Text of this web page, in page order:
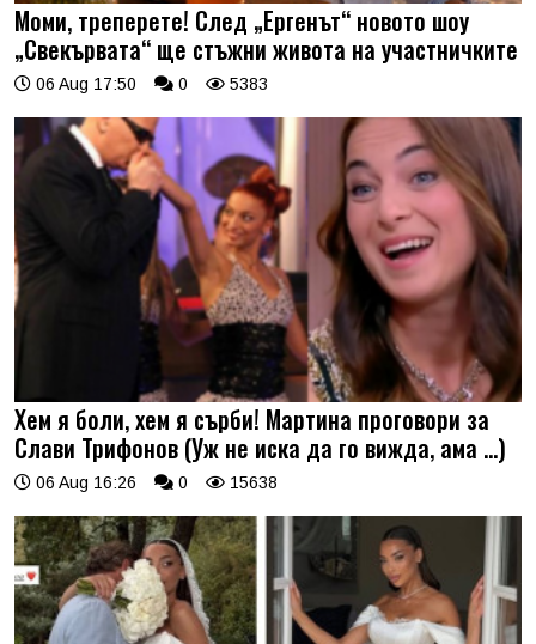
Моми, треперете! След „Ергенът“ новото шоу
„Свекървата“ ще стъжни живота на участничките
06 Aug 17:50 0 5383
Хем я боли, хем я сърби! Мартина проговори за
Слави Трифонов (Уж не иска да го вижда, ама …)
06 Aug 16:26 0 15638